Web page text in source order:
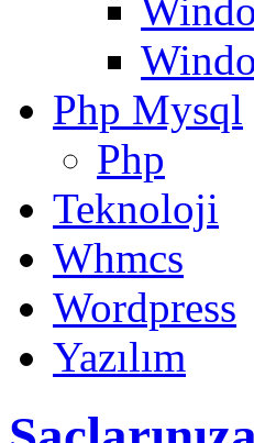
Php Mysql
Php
Teknoloji
Whmcs
Wordpress
Yazılım